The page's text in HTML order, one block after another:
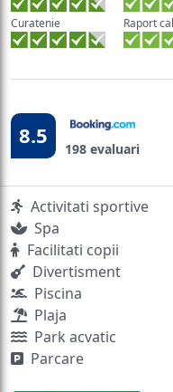
Curatenie Raport
8.5 198 evaluari
Activitati sportive
Spa
Facilitati copii
Divertisment
Piscina
Plaja
Park acvatic
Parcare